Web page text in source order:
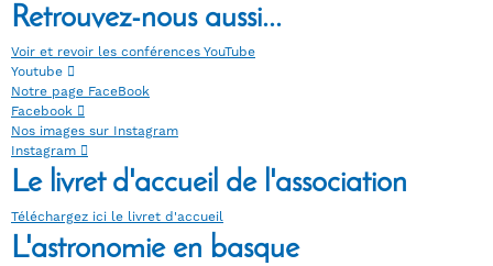
Retrouvez-nous aussi...
Voir et revoir les conférences YouTube
Youtube
Notre page FaceBook
Facebook
Nos images sur Instagram
Instagram
Le livret d'accueil de l'association
Téléchargez ici le livret d'accueil
L'astronomie en basque